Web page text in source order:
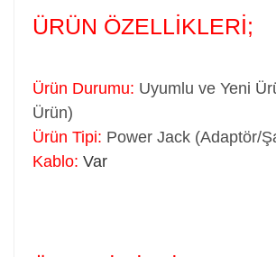
ÜRÜN ÖZELLİKLERİ;
Ürün Durumu: Uyumlu ve Yeni
Ürün)
Ürün Tipi: Power Jack (Adaptör/
Kablo: Var